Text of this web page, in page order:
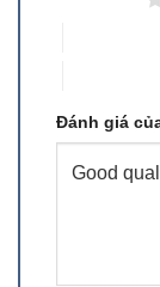
Đánh giá